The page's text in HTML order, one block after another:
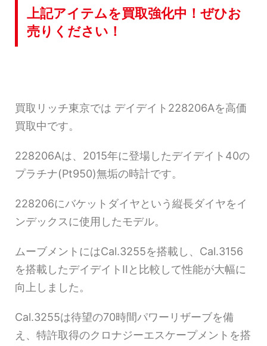
上記アイテムを買取強化中！ぜひお
売りください！
買取リッチ東京では デイデイト228206Aを高価
買取中です。
228206Aは、2015年に登場したデイデイト40の
プラチナ(Pt950)無垢の時計です。
228206にバケットダイヤという縦長ダイヤをイ
ンデックスに使用したモデル。
ムーブメントにはCal.3255を搭載し、Cal.3156
を搭載したデイデイトIIと比較して性能が大幅に
向上しました。
Cal.3255は待望の70時間パワーリザーブを備
え、特許取得のクロナジーエスケープメントを搭